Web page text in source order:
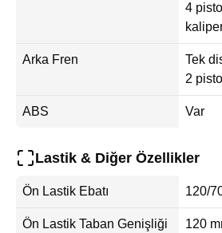
4
Arka Fren
Tek
2
ABS Var
Lastik & Diğer Özellikler
Ön Lastik Ebatı 120/
Ön Lastik Taban Genişliği 120